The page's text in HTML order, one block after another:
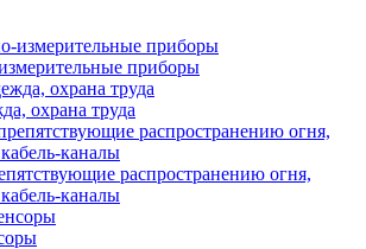
приборы
охрана труда
распространению огня,
каналы